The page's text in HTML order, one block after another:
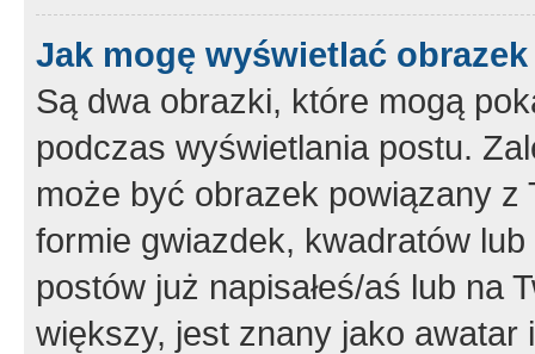
Jak mogę wyświetlać
Są dwa obrazki, które mogą
podczas wyświetlania postu.
może być obrazek powiązany z
formie gwiazdek, kwadratów
postów już napisałeś/aś lub na
większy, jest znany jako